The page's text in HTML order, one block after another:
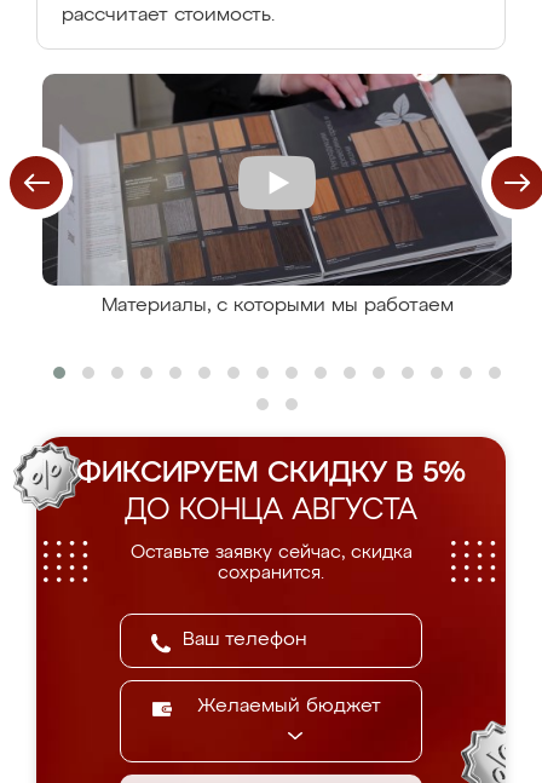
рассчитает стоимость.
Материалы, с которыми мы работаем
ФИКСИРУЕМ СКИДКУ В 5%
ДО КОНЦА АВГУСТА
Оставьте заявку сейчас, скидка
сохранится.
Желаемый бюджет